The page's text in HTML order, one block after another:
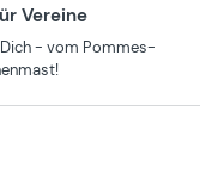
Vereine
- vom Pommes-